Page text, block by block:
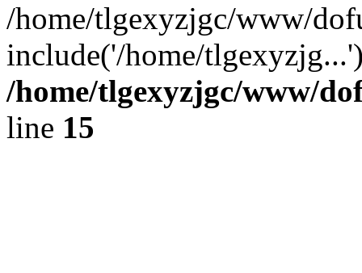
/home/tlgexyzjgc/www/
include('/home/
/home/tlgexyzjgc/www/
line 15